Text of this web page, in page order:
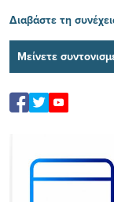
Διαβάστε τη
Μείνετε